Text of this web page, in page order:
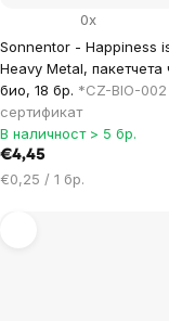
Sonnentor - Happiness
Heavy Metal, пакетчета
био, 18 бр. *CZ-BIO-002
сертификат
0x
В наличност > 5 бр.
€4,45
Цена
€0,25 / 1 бр.